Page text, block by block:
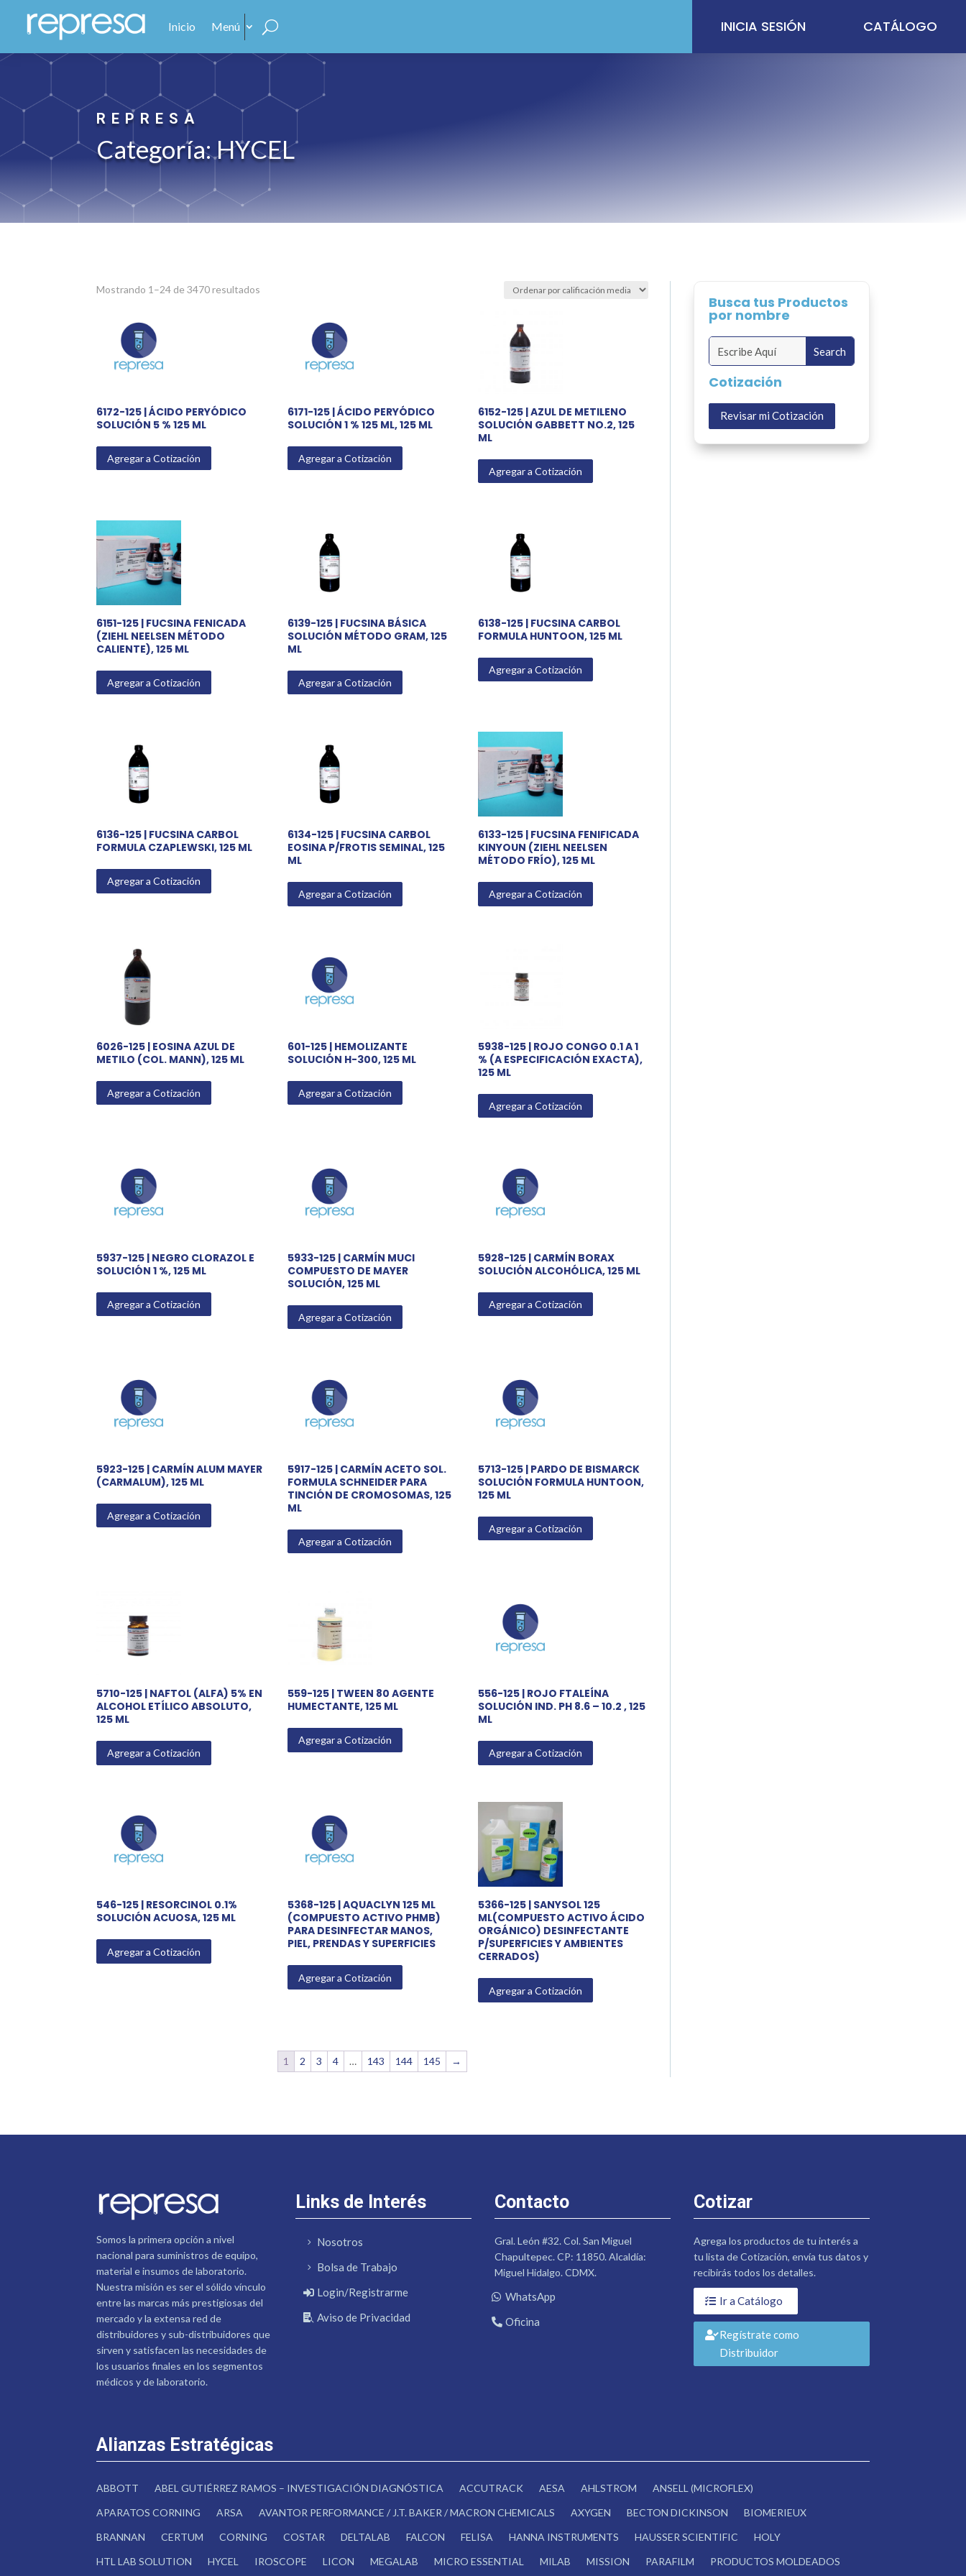
Inicio Menú INICIA SESIÓN CATÁLOGO
REPRESA
Categoría: HYCEL
Mostrando 1–24 de 3470 resultados
6172-125 | ÁCIDO PERYÓDICO
SOLUCIÓN 5 % 125 ML
Agregar a Cotización
6171-125 | ÁCIDO PERYÓDICO
SOLUCIÓN 1 % 125 ML, 125 ML
Agregar a Cotización
6152-125 | AZUL DE METILENO
SOLUCIÓN GABBETT NO.2, 125
ML
Agregar a Cotización
6151-125 | FUCSINA FENICADA
(ZIEHL NEELSEN MÉTODO
CALIENTE), 125 ML
Agregar a Cotización
6139-125 | FUCSINA BÁSICA
SOLUCIÓN MÉTODO GRAM, 125
ML
Agregar a Cotización
6138-125 | FUCSINA CARBOL
FORMULA HUNTOON, 125 ML
Agregar a Cotización
6136-125 | FUCSINA CARBOL
FORMULA CZAPLEWSKI, 125 ML
Agregar a Cotización
6134-125 | FUCSINA CARBOL
EOSINA P/FROTIS SEMINAL, 125
ML
Agregar a Cotización
6133-125 | FUCSINA FENIFICADA
KINYOUN (ZIEHL NEELSEN
MÉTODO FRÍO), 125 ML
Agregar a Cotización
6026-125 | EOSINA AZUL DE
METILO (COL. MANN), 125 ML
Agregar a Cotización
601-125 | HEMOLIZANTE
SOLUCIÓN H-300, 125 ML
Agregar a Cotización
5938-125 | ROJO CONGO 0.1 A 1
% (A ESPECIFICACIÓN EXACTA),
125 ML
Agregar a Cotización
5937-125 | NEGRO CLORAZOL E
SOLUCIÓN 1 %, 125 ML
Agregar a Cotización
5933-125 | CARMÍN MUCI
COMPUESTO DE MAYER
SOLUCIÓN, 125 ML
Agregar a Cotización
5928-125 | CARMÍN BORAX
SOLUCIÓN ALCOHÓLICA, 125 ML
Agregar a Cotización
5923-125 | CARMÍN ALUM MAYER
(CARMALUM), 125 ML
Agregar a Cotización
5917-125 | CARMÍN ACETO SOL.
FORMULA SCHNEIDER PARA
TINCIÓN DE CROMOSOMAS, 125
ML
Agregar a Cotización
5713-125 | PARDO DE BISMARCK
SOLUCIÓN FORMULA HUNTOON,
125 ML
Agregar a Cotización
5710-125 | NAFTOL (ALFA) 5% EN
ALCOHOL ETÍLICO ABSOLUTO,
125 ML
Agregar a Cotización
559-125 | TWEEN 80 AGENTE
HUMECTANTE, 125 ML
Agregar a Cotización
556-125 | ROJO FTALEÍNA
SOLUCIÓN IND. PH 8.6 – 10.2 , 125
ML
Agregar a Cotización
546-125 | RESORCINOL 0.1%
SOLUCIÓN ACUOSA, 125 ML
Agregar a Cotización
5368-125 | AQUACLYN 125 ML
(COMPUESTO ACTIVO PHMB)
PARA DESINFECTAR MANOS,
PIEL, PRENDAS Y SUPERFICIES
Agregar a Cotización
5366-125 | SANYSOL 125
ML(COMPUESTO ACTIVO ÁCIDO
ORGÁNICO) DESINFECTANTE
P/SUPERFICIES Y AMBIENTES
CERRADOS)
Agregar a Cotización
1 2 3 4 … 143 144 145 →
Busca tus Productos
por nombre
Cotización
Revisar mi Cotización
Somos la primera opción a nivel
nacional para suministros de equipo,
material e insumos de laboratorio.
Nuestra misión es ser el sólido vínculo
entre las marcas más prestigiosas del
mercado y la extensa red de
distribuidores y sub-distribuidores que
sirven y satisfacen las necesidades de
los usuarios finales en los segmentos
médicos y de laboratorio.
Links de Interés
Nosotros
Bolsa de Trabajo
Login/Registrarme
Aviso de Privacidad
Contacto
Gral. León #32. Col. San Miguel
Chapultepec. CP: 11850. Alcaldía:
Miguel Hidalgo. CDMX.
WhatsApp
Oficina
Cotizar
Agrega los productos de tu interés a
tu lista de Cotización, envía tus datos y
recibirás todos los detalles.
Ir a Catálogo
Regístrate como
Distribuidor
Alianzas Estratégicas
ABBOTT ABEL GUTIÉRREZ RAMOS – INVESTIGACIÓN DIAGNÓSTICA ACCUTRACK AESA AHLSTROM
ANSELL (MICROFLEX)
APARATOS CORNING
ARSA AVANTOR PERFORMANCE / J.T. BAKER / MACRON CHEMICALS AXYGEN BECTON DICKINSON
BIOMERIEUX
BRANNAN
CERTUM CORNING COSTAR DELTALAB FALCON FELISA HANNA INSTRUMENTS HAUSSER SCIENTIFIC
HOLY
HTL LAB SOLUTION
HYCEL IROSCOPE LICON MEGALAB MICRO ESSENTIAL MILAB MISSION PARAFILM PRODUCTOS MOLDEADOS